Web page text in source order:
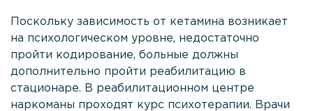
Поскольку зависимость от кетамина возникает
на психологическом уровне, недостаточно
пройти кодирование, больные должны
дополнительно пройти реабилитацию в
стационаре. В реабилитационном центре
наркоманы проходят курс психотерапии. Врачи